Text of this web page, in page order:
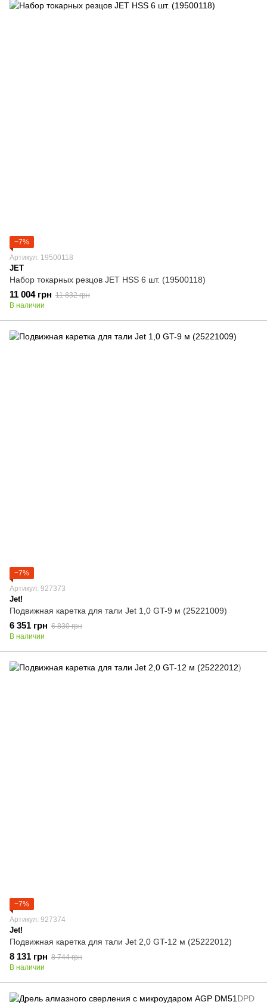
−7%
Артикул: 19500118
JET
Набор токарных резцов JET HSS 6 шт. (19500118)
11 004 грн 11 832 грн
В наличии
−7%
Артикул: 927373
Jet!
Подвижная каретка для тали Jet 1,0 GT-9 м (25221009)
6 351 грн 6 830 грн
В наличии
−7%
Артикул: 927374
Jet!
Подвижная каретка для тали Jet 2,0 GT-12 м (25222012)
8 131 грн 8 744 грн
В наличии